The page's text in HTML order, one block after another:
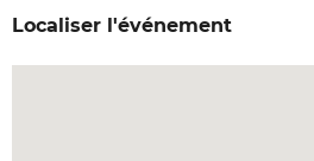
Localiser l'événement